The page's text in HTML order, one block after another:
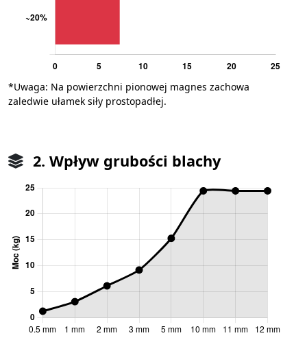
*Uwaga: Na powierzchni pionowej magnes zachowa
zaledwie ułamek siły prostopadłej.
2. Wpływ grubości blachy